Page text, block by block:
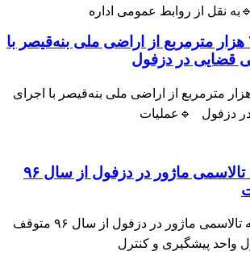
از روابط عمومی اداره
ید بیش از ۲۰ هزار مترمربع از اراضی ملی بنه‌قیصر با
در دزفول
ید بیش از ۲۰ هزار مترمربع از اراضی ملی بنه‌قیصر با اجرای
🔹عملیات
تولد نوزاد مبتلا به تالاسمی ماژور در دزفول از سال ۹۶
🔴⚡تولد نوزاد مبتلا به تالاسمی ماژور در دزفول از سال ۹۶ متوقف
پیشگیری و کنترل